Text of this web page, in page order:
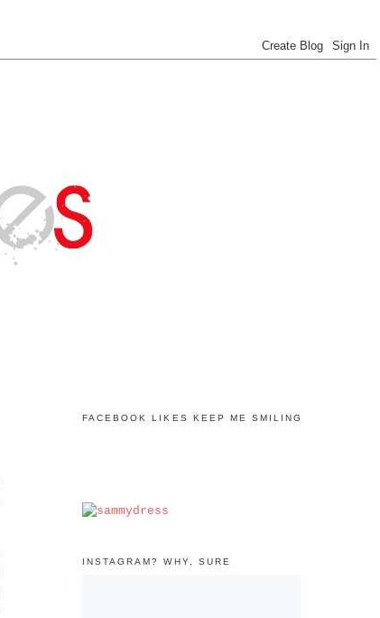
FACEBOOK LIKES KEEP ME SMILING
INSTAGRAM? WHY, SURE